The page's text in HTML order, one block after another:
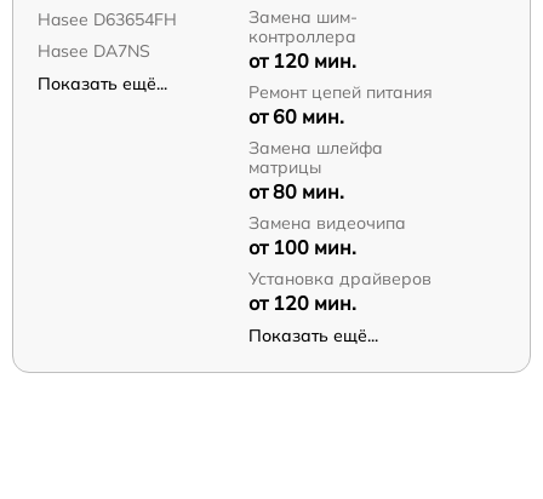
Hasee D63654FH
Hasee DA7NS
Показать ещё...
Замена шим-
контроллера
от 120 мин.
Ремонт цепей питания
от 60 мин.
Замена шлейфа
матрицы
от 80 мин.
Замена видеочипа
от 100 мин.
Установка драйверов
от 120 мин.
Показать ещё...